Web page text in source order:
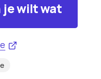
je wilt wat